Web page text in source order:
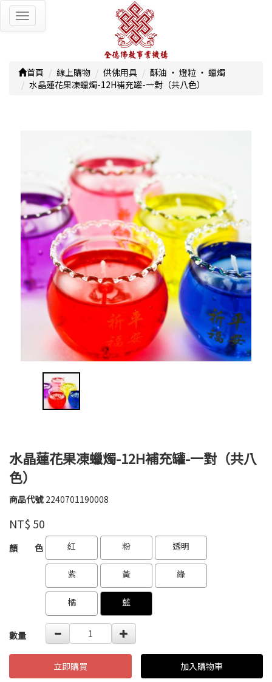
Toggle
navigation
首頁 線上購物 供佛用具
酥油 ‧ 燈粒 ‧ 蠟燭
水晶蓮花果凍蠟燭-12H補充罐-一對（共八色）
水晶蓮花果凍蠟燭-12H補充罐-一對（共八
色）
商品代號 2240701190008
2240701190008
品牌
NT$ 50
GOODS000000000000000010283 GOODS000000000000000010284
顏 色 紅 粉 透明
紫 黃 綠
橘 藍
數量
立即購買 加入購物車